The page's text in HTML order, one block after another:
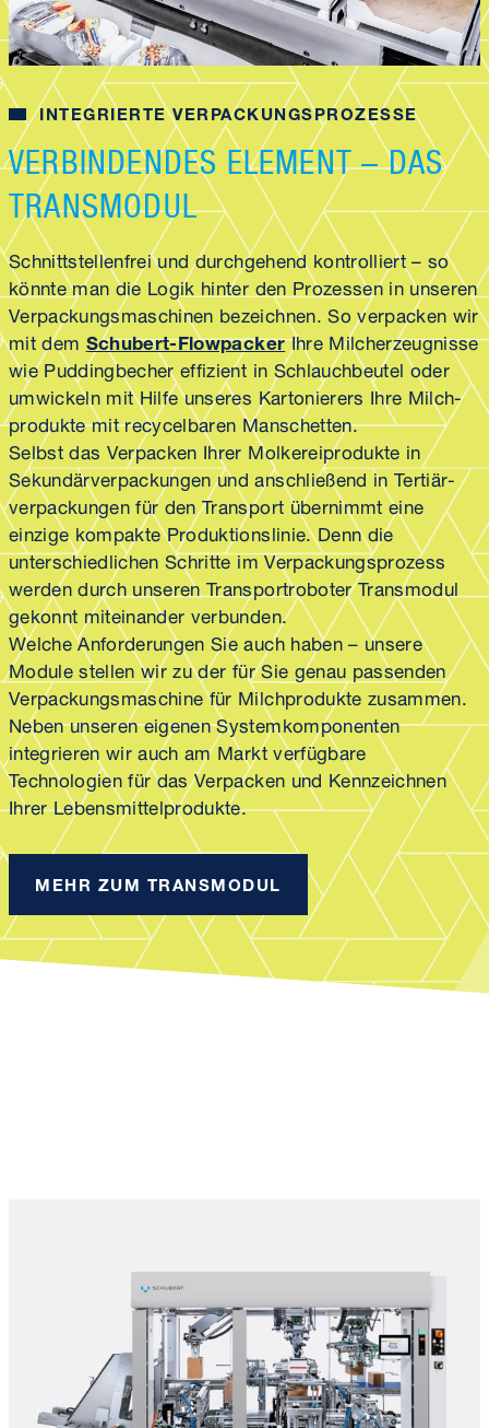
INTEGRIERTE VERPACKUNGSPROZESSE
VERBINDENDES ELEMENT – DAS
TRANSMODUL
Schnittstellen­frei und durchgehend kontrolliert – so
könnte man die Logik hinter den Prozessen in unseren
Verpackungs­maschinen bezeichnen. So verpacken wir
mit dem Schubert-FlowpackerIhre Milch­erzeugnisse
wie Pudding­becher effizient in Schlauchbeutel oder
umwickeln mit Hilfe unseres Kartonierers Ihre Milch­
produkte mit recycel­baren Manschetten.
Selbst das Verpacken Ihrer Molkerei­produkte in
Sekundär­verpackungen und anschließend in Tertiär­
verpackungen für den Transport übernimmt eine
einzige kompakte Produktions­linie. Denn die
unterschiedlichen Schritte im Verpackungs­prozess
werden durch unseren Transport­roboter Transmodul
gekonnt miteinander verbunden.
Welche Anforderungen Sie auch haben – unsere
Module stellen wir zu der für Sie genau passenden
Verpackungs­maschine für Milch­produkte zusammen.
Neben unseren eigenen System­komponenten
integrieren wir auch am Markt verfügbare
Technologien für das Verpacken und Kenn­zeichnen
Ihrer Lebens­mittel­produkte.
MEHR ZUM TRANSMODUL